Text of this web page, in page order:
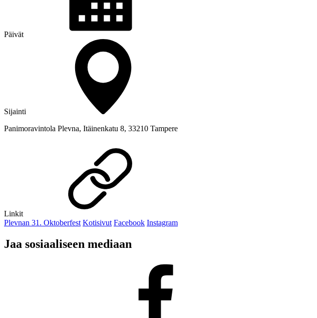
Päivät
Sijainti
Panimoravintola Plevna, Itäinenkatu 8, 33210 Tampere
Linkit
Plevnan 31. Oktoberfest Kotisivut Facebook Instagram
Jaa sosiaaliseen mediaan